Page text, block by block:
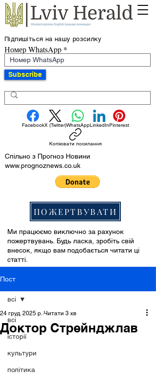
Підпишіться на нашу розсилку
Номер WhatsApp
Subscribe
FacebookX (Twitter)WhatsAppLinkedInPinterest
Копіювати посилання
Спільно з Прогноз Новини
www.prognoznews.co.uk
ПОЖЕРТВУВАТИ
Ми працюємо виключно за рахунок
пожертвувань. Будь ласка, зробіть свій
внесок, якщо вам подобається читати ці
статті.
Пост
всі
історії
культури
політика
всі
Доктор Стрейнджлав
24 груд. 2025 р. Читати 3 хв